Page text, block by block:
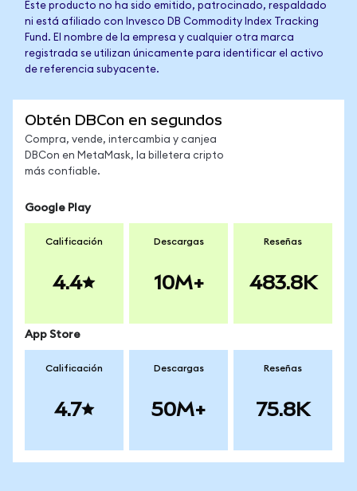
Este producto no ha sido emitido, patrocinado, respaldado
ni está afiliado con Invesco DB Commodity Index Tracking
Fund. El nombre de la empresa y cualquier otra marca
registrada se utilizan únicamente para identificar el activo
de referencia subyacente.
Obtén DBCon en segundos
Compra, vende, intercambia y canjea
DBCon en MetaMask, la billetera cripto
más confiable.
Google Play
Calificación
4.4
Descargas
10M+
Reseñas
483.8K
App Store
Calificación
4.7
Descargas
50M+
Reseñas
75.8K